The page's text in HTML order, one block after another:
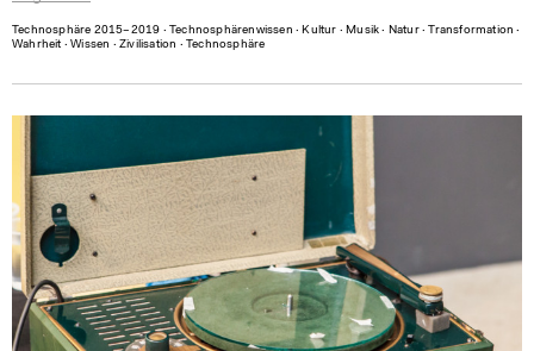
Technosphäre 2015–2019 ∙ Technosphärenwissen ∙ Kultur ∙ Musik ∙ Natur∙ Transformation ∙
Wahrheit ∙Wissen ∙Zivilisation ∙ Technosphäre